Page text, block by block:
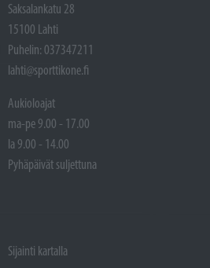
Saksalankatu 28
15100 Lahti
Puhelin: 037347211
lahti@sporttikone.fi
Aukioloajat
ma-pe 9.00 - 17.00
la 9.00 - 14.00
Pyhäpäivät suljettuna
Sijainti kartalla